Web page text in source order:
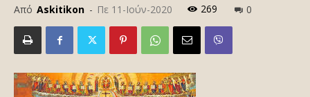
Από Askitikon - Πε 11-Ιούν-2020 269 0